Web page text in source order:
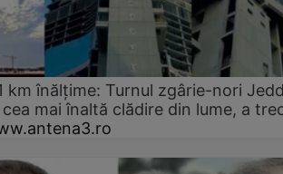
km înălțime: Turnul zgârie-nori
mai înaltă clădire din lume, a